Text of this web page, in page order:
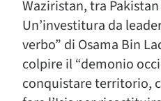
Waziristan, tra
Un’investitura da
verbo” di Osama Bin
colpire il “demonio
conquistare territorio,